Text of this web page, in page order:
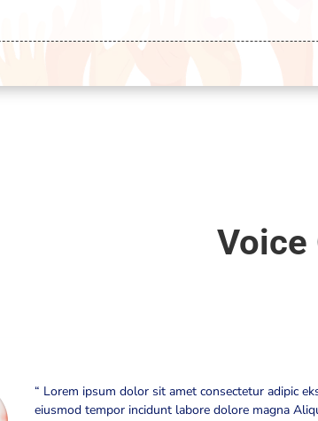
Voice
“ Lorem ipsum dolor sit amet consectetur adipic
eiusmod tempor incidunt labore dolore magna